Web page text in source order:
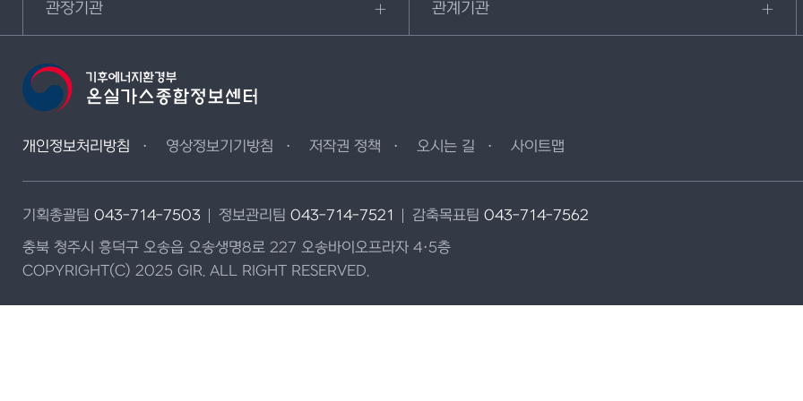
관장기관 관계기관
개인정보처리방침 영상정보기기방침 저작권 정책 오시는 길 사이트맵
기획총괄팀 043-714-7503 정보관리팀 043-714-7521 감축목표팀 043-714-7562
충북 청주시 흥덕구 오송읍 오송생명8로 227 오송바이오프라자 4·5층
COPYRIGHT(C) 2025 GIR. ALL RIGHT RESERVED.